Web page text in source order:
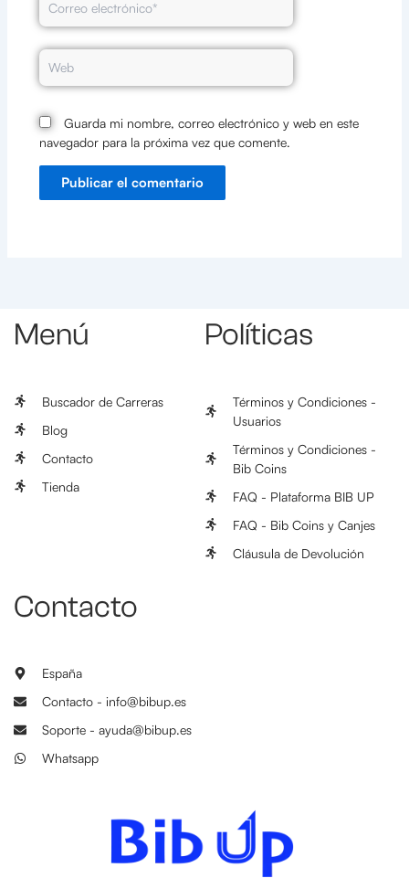
electrónico*
Web
Guarda mi nombre, correo electrónico y web en este
navegador para la próxima vez que comente.
Menú
Buscador de Carreras
Blog
Contacto
Tienda
Políticas
Términos y Condiciones -
Usuarios
Términos y Condiciones -
Bib Coins
FAQ - Plataforma BIB UP
FAQ - Bib Coins y Canjes
Cláusula de Devolución
Contacto
España
Contacto - info@bibup.es
Soporte - ayuda@bibup.es
Whatsapp